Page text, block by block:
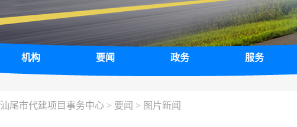
机构 要闻 政务 服务
汕尾市代建项目事务中心 > 要闻 > 图片新闻